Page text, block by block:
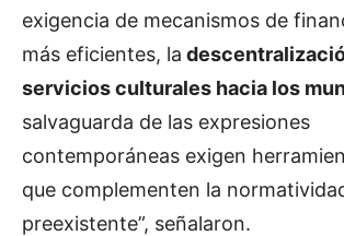
exigencia de mecanismos de
más eficientes, la
servicios culturales hacia los
salvaguarda de las expresiones
contemporáneas exigen
que complementen la
preexistente”, señalaron.